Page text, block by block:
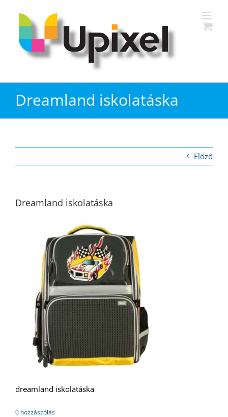
Dreamland iskolatáska
Előző
Dreamland iskolatáska
dreamland iskolatáska
0 hozzászólás